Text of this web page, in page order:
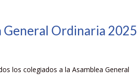
General Ordinaria 2025
los colegiados a la Asamblea General